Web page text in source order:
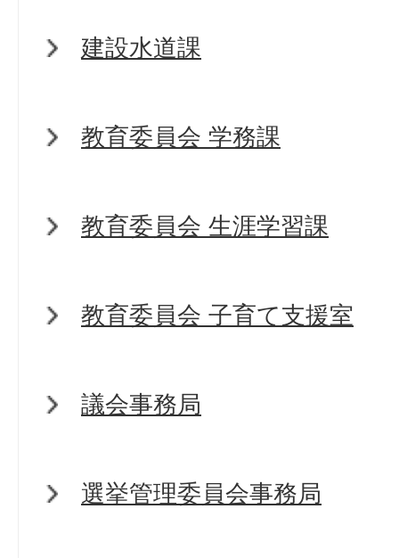
建設水道課
教育委員会 学務課
教育委員会 生涯学習課
教育委員会 子育て支援室
議会事務局
選挙管理委員会事務局